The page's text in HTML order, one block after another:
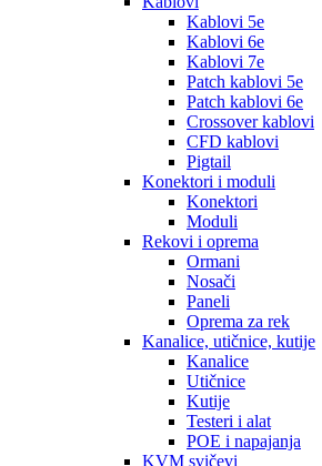
Kablovi 5e
Kablovi 6e
Kablovi 7e
Patch kablovi 5e
Patch kablovi 6e
Crossover kablovi
CFD kablovi
Pigtail
Konektori i moduli
Konektori
Moduli
Rekovi i oprema
Ormani
Nosači
Paneli
Oprema za rek
Kanalice, utičnice, kutije
Kanalice
Utičnice
Kutije
Testeri i alat
POE i napajanja
KVM svičevi